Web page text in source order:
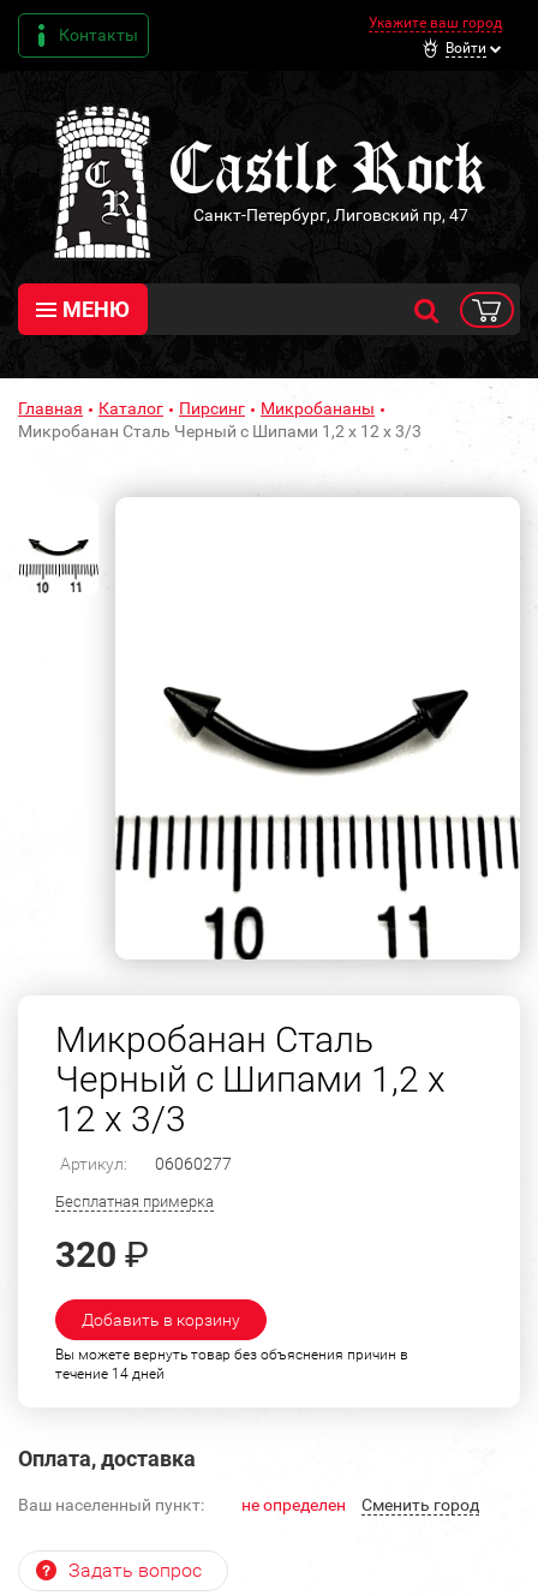
Контакты
Укажите ваш город
Войти
Санкт-Петербург, Лиговский пр, 47
МЕНЮ
Главная Каталог Пирсинг
Микробананы
Микробанан Сталь Черный с Шипами 1,2 х 12 х 3/3
Микробанан Сталь
Черный с Шипами 1,2 х
12 х 3/3
Артикул: 06060277
Бесплатная примерка
320 ₽
Добавить в корзину
Вы можете вернуть товар без объяснения причин в
течение 14 дней
Оплата, доставка
Ваш населенный пункт: не определен Cменить город
Задать вопрос